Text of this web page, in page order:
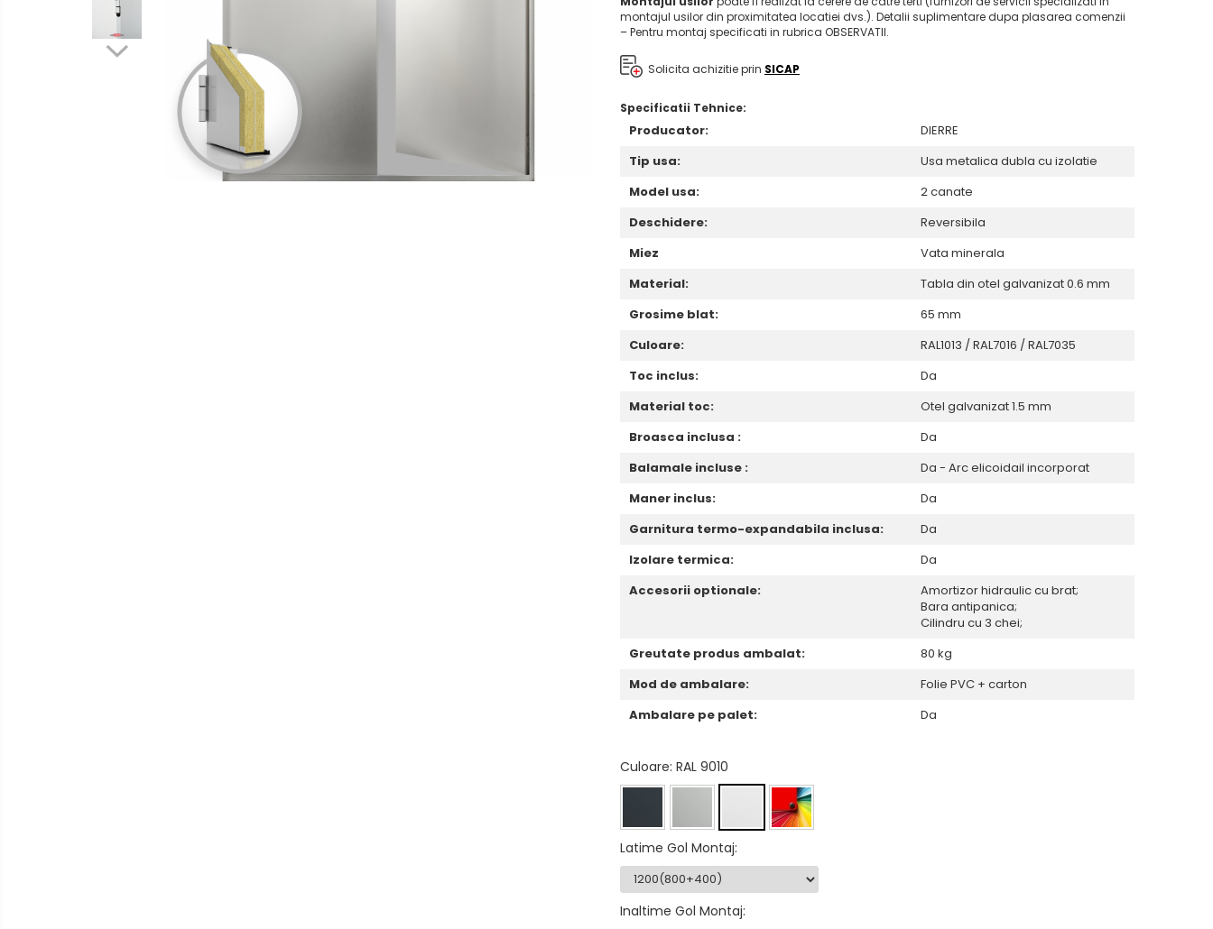
montajul usilor din proximitatea locatiei dvs.). Detalii suplimentare dupa plasarea comenzii
– Pentru montaj specificati in rubrica OBSERVATII.
Solicita achizitie prin SICAP
Specificatii Tehnice:
Producator:
DIERRE
Tip usa:
Usa metalica dubla cu izolatie
Model usa:
2 canate
Deschidere:
Reversibila
Miez
Vata minerala
Material:
Tabla din otel galvanizat 0.6 mm
Grosime blat:
65 mm
Culoare:
RAL1013 / RAL7016 / RAL7035
Toc inclus:
Da
Material toc:
Otel galvanizat 1.5 mm
Broasca inclusa :
Da
Balamale incluse :
Da - Arc elicoidail incorporat
Maner inclus:
Da
Garnitura termo-expandabila inclusa:
Da
Izolare termica:
Da
Accesorii optionale:
Amortizor hidraulic cu brat;
Bara antipanica;
Cilindru cu 3 chei;
Greutate produs ambalat:
80 kg
Mod de ambalare:
Folie PVC + carton
Ambalare pe palet:
Da
Culoare: RAL 9010
Latime Gol Montaj:
Inaltime Gol Montaj: